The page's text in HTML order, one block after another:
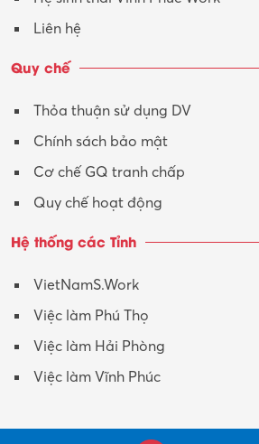
Y tế-Dược
Liên hệ
Quy chế
Thỏa thuận sử dụng DV
Chính sách bảo mật
Cơ chế GQ tranh chấp
Quy chế hoạt động
Hệ thống các Tỉnh
VietNamS.Work
Việc làm Phú Thọ
Việc làm Hải Phòng
Việc làm Vĩnh Phúc